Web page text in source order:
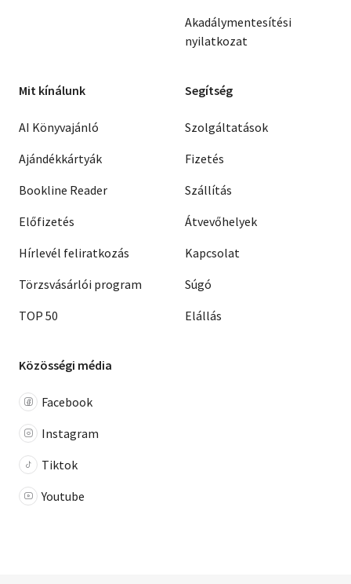
Akadálymentesítési
nyilatkozat
Mit kínálunk
AI Könyvajánló
Ajándékkártyák
Bookline Reader
Előfizetés
Hírlevél feliratkozás
Törzsvásárlói program
TOP 50
Segítség
Szolgáltatások
Fizetés
Szállítás
Átvevőhelyek
Kapcsolat
Súgó
Elállás
Közösségi média
Facebook
Instagram
Tiktok
Youtube